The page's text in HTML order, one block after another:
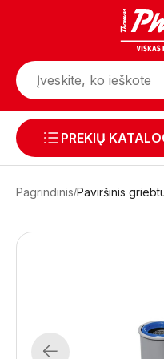
PREKIŲ
Pagrindinis Paviršinis
Previous